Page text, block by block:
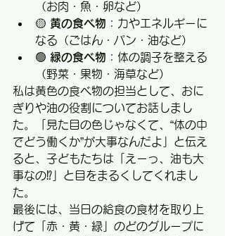
（お肉・魚・卵など）
🟡 黄の食べ物 ：力やエネルギーに
なる（ごはん・パン・油など）
🟢 緑の食べ物 ：体の調子を整える
（野菜・果物・海草など）
私は黄色の食べ物の担当として、おに
ぎりや油の役割についてお話しまし
た。「見た目の色じゃなくて、“体の中
でどう働くか”が大事なんだよ」と伝え
ると、子どもたちは「えーっ、油も大
事なの⁉」と目をまるくしてくれまし
た。
最後には、当日の給食の食材を取り上
げて「赤・黄・緑」のどのグループに